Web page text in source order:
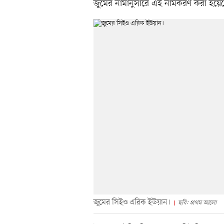
জুমের নামানুসারে এই নামকরণ করা
জুমের সিইও এরিক ইউয়ান। ছবি: প্রথম আলো